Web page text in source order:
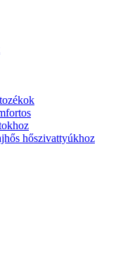
hőszivattyúkhoz